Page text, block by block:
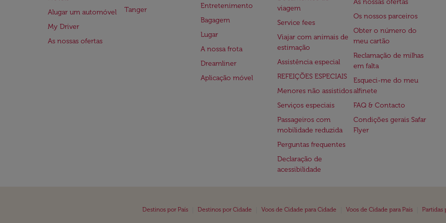
Alugar um automóvel
My Driver
As nossas ofertas
Tanger
Entretenimento
Bagagem
Lugar
A nossa frota
Dreamliner
Aplicação móvel
viagem
Service fees
Viajar com animais de
estimação
Assistência especial
REFEIÇÕES ESPECIAIS
Menores não assistidos
Serviços especiais
Passageiros com
mobilidade reduzida
Perguntas frequentes
Declaração de
acessibilidade
As nossas ofertas
Os nossos parceiros
Obter o número do
meu cartão
Reclamação de milhas
em falta
Esqueci-me do meu
alfinete
FAQ & Contacto
Condições gerais Safar
Flyer
Destinos por País Destinos por Cidade Voos de Cidade para Cidade Voos de Cidade para País Partidas